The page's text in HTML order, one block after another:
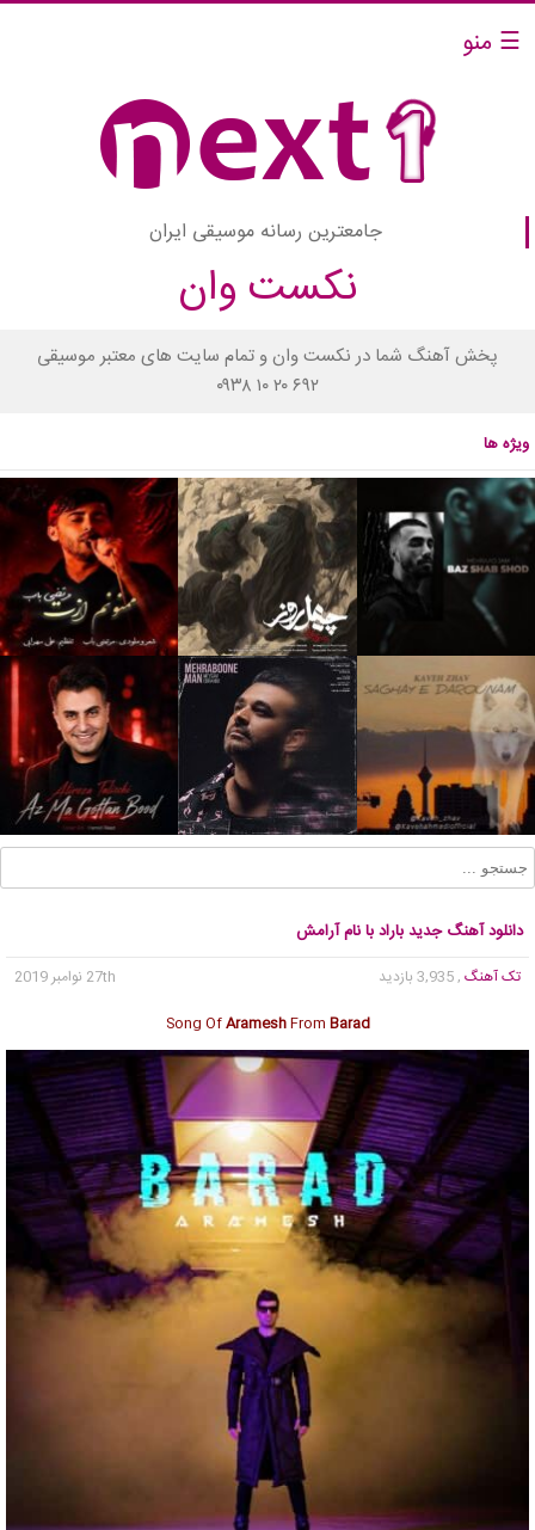
☰ منو
جامعترین رسانه موسیقی ایران
نکست وان
پخش آهنگ شما در نکست وان و تمام سایت های معتبر موسیقی
۰۹۳۸ ۱۰ ۲۰ ۶۹۲
ویژه ها
دانلود آهنگ جدید باراد با نام آرامش
تک آهنگ , 3,935 بازدید
27th نوامبر 2019
Song OfArameshFrom Barad